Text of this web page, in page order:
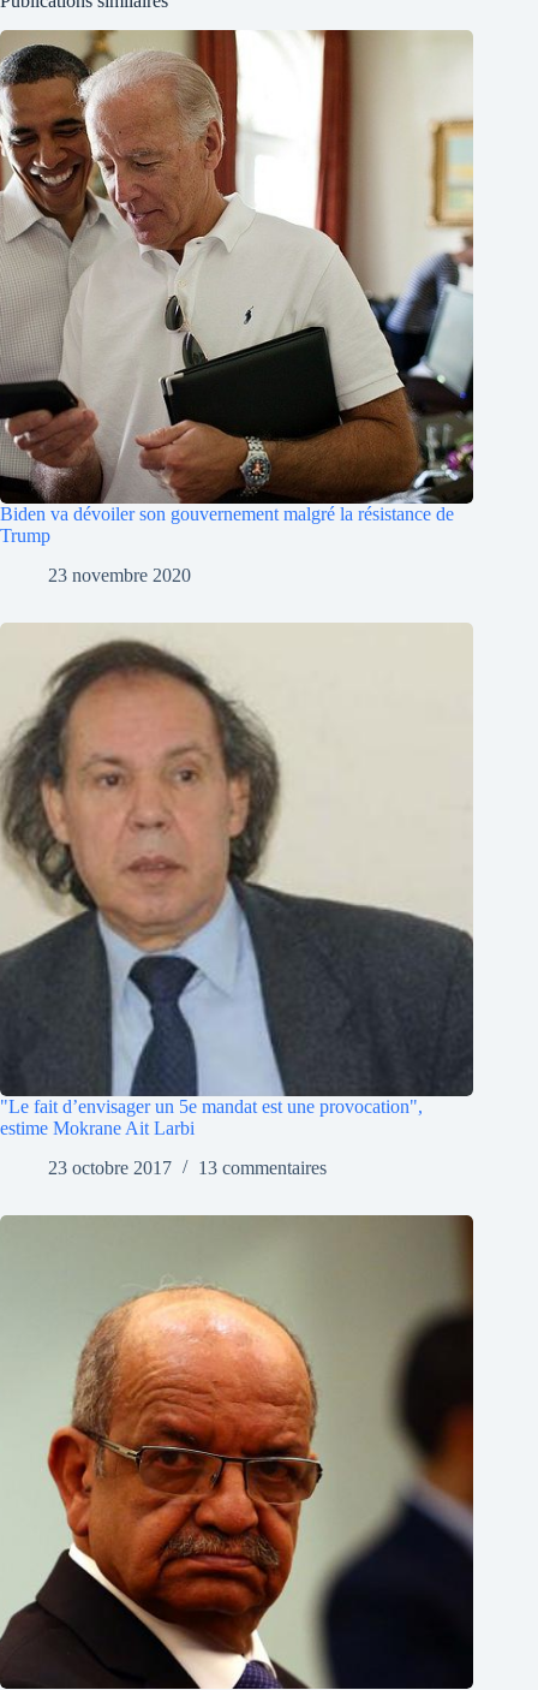
Biden va dévoiler son gouvernement malgré la résistance de
Trump
23 novembre 2020
"Le fait d’envisager un 5e mandat est une provocation",
estime Mokrane Ait Larbi
23 octobre 2017
13 commentaires